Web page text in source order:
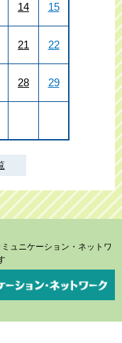
14 15
21 22
28 29
ュニケーション・ネットワ